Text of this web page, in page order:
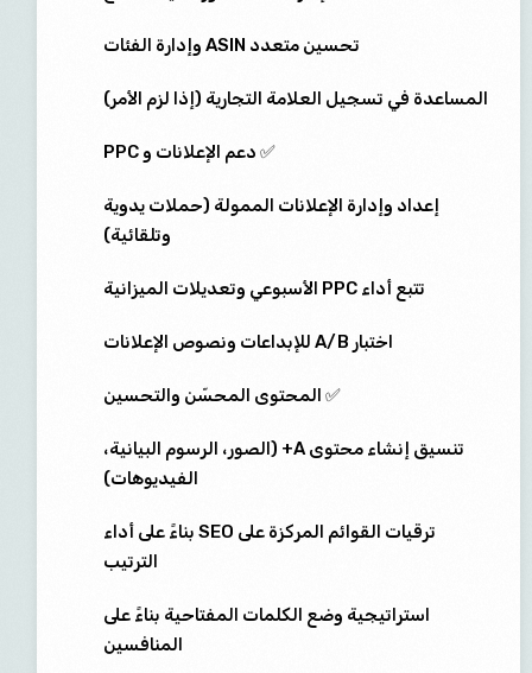
تحسين متعدد ASIN وإدارة الفئات
المساعدة في تسجيل العلامة التجارية (إذا لزم الأمر)
✅ دعم الإعلانات و PPC
إعداد وإدارة الإعلانات الممولة (حملات يدوية
وتلقائية)
تتبع أداء PPC الأسبوعي وتعديلات الميزانية
اختبار A/B للإبداعات ونصوص الإعلانات
✅ المحتوى المحسّن والتحسين
تنسيق إنشاء محتوى A+ (الصور، الرسوم البيانية،
الفيديوهات)
ترقيات القوائم المركزة على SEO بناءً على أداء
الترتيب
استراتيجية وضع الكلمات المفتاحية بناءً على
المنافسين